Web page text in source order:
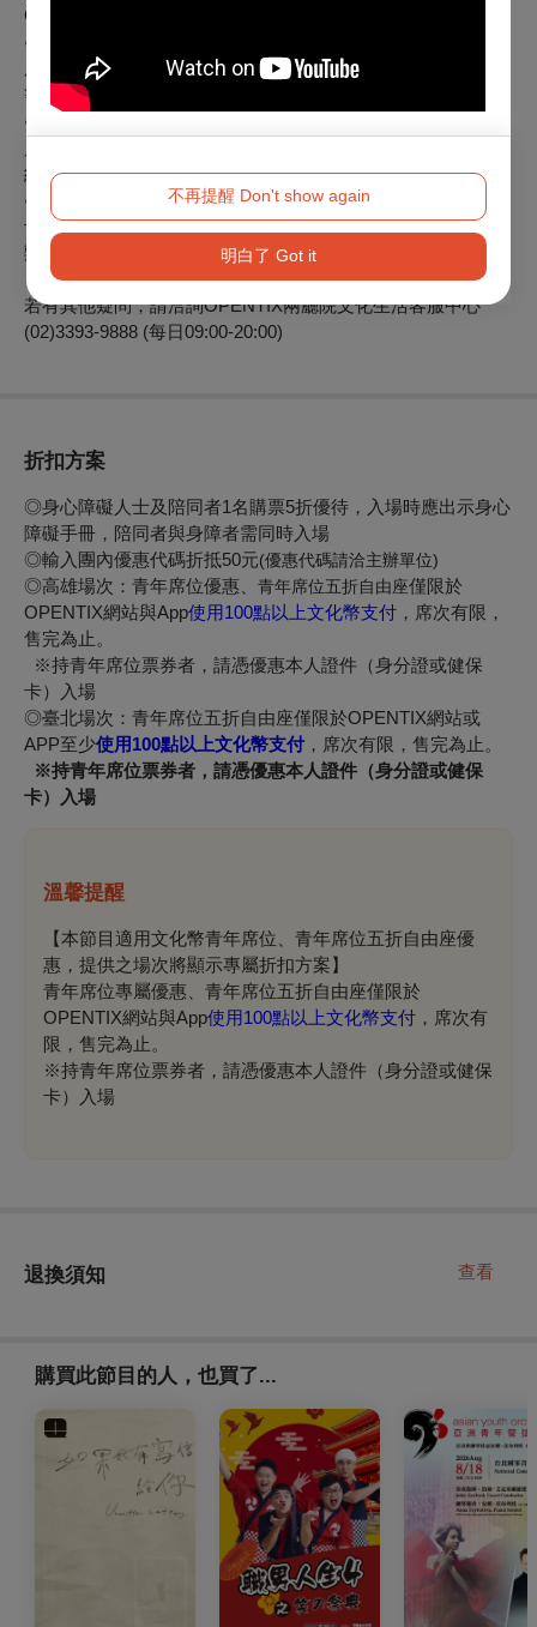
不再提醒 Don't show again
明白了 Got it
OPENTIX將無法以任何形式進行返還、展延。
● 退票以票面金額為計算標準，取票所產生之郵寄費、超商
服務費，退票寄回郵資、選擇ATM轉帳付款產生之轉帳手續費
等均不屬於退票費用計算內。
● 原訂單如為線上購買或分銷點購買並有歸戶OPENTIX會
紀錄，查詢訂單狀態。
● 刷卡購票將退票至原購票信用卡，約7-10個工作日可向發
卡行查詢到該筆款項；現金及ATM轉帳購票，選擇線上或郵寄
辦理，約10個工作日匯款至你指定之帳戶。
若有其他疑問，請洽詢OPENTIX兩廳院文化生活客服中心
(02)3393-9888 (每日09:00-20:00)
折扣方案
◎身心障礙人士及陪同者1名購票5折優待，入場時應出示身心
障礙手冊，陪同者與身障者需同時入場
◎輸入團內優惠代碼折抵50元(優惠代碼請洽主辦單位)
◎高雄場次：青年席位優惠、 青年席位五折自由座僅限於
OPENTIX網站與App使用100點以上文化幣支付 ，席次有限，
售完為止。
※持青年席位票券者，請憑優惠本人證件（身分證或健保
卡）入場
◎臺北場次： 青年席位五折自由座僅限於OPENTIX網站或
APP至少使用100點以上文化幣支付 ，席次有限，售完為止。
※持青年席位票券者，請憑優惠本人證件（身分證或健保
卡）入場
溫馨提醒
【本節目適用文化幣青年席位、青年席位五折自由座優
惠，提供之場次將顯示專屬折扣方案】
青年席位專屬優惠、青年席位五折自由座僅限於
OPENTIX網站與App使用100點以上文化幣支付 ，席次有
限，售完為止。
※持青年席位票券者，請憑優惠本人證件（身分證或健保
卡）入場
退換須知 查看
購買此節目的人，也買了...